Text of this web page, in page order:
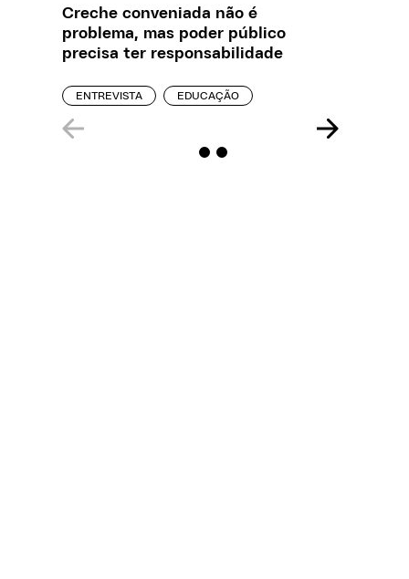
Creche conveniada não é
problema, mas poder público
precisa ter responsabilidade
ENTREVISTA EDUCAÇÃO